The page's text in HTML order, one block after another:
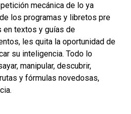
mecánica de lo ya
los programas y libretos pre
textos y guías de
les quita la oportunidad de
su inteligencia. Todo lo
manipular, descubrir,
y fórmulas novedosas,